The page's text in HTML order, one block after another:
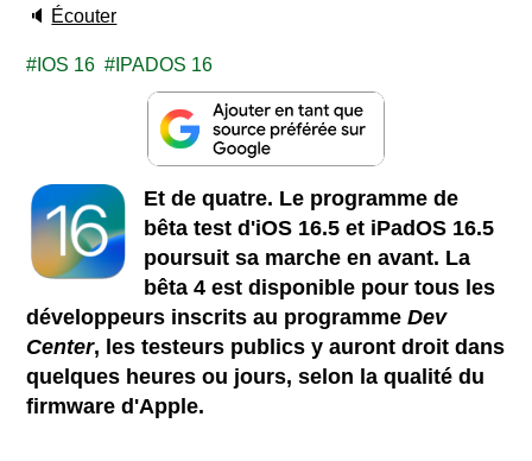
🔈 Écouter
IOS 16 IPADOS 16
Et de quatre. Le programme de
bêta test d'iOS 16.5 et iPadOS 16.5
poursuit sa marche en avant. La
bêta 4 est disponible pour tous les
développeurs inscrits au programmeDev
Center, les testeurs publics y auront droit dans
quelques heures ou jours, selon la qualité du
firmware d'Apple.